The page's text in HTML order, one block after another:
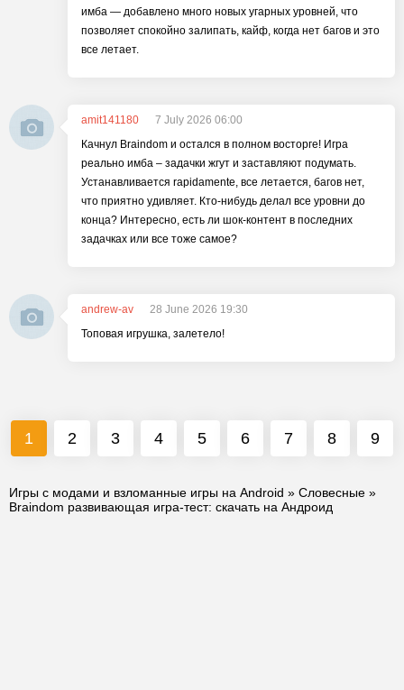
имба — добавлено много новых угарных уровней, что
позволяет спокойно залипать, кайф, когда нет багов и это
все летает.
amit141180
7 July 2026 06:00
Качнул Braindom и остался в полном восторге! Игра
реально имба – задачки жгут и заставляют подумать.
Устанавливается rapidamente, все летается, багов нет,
что приятно удивляет. Кто-нибудь делал все уровни до
конца? Интересно, есть ли шок-контент в последних
задачках или все тоже самое?
andrew-av
28 June 2026 19:30
Топовая игрушка, залетело!
1 2 3 4 5 6 7 8 9
Игры с модами и взломанные игры на Android » Словесные »
Braindom развивающая игра-тест: скачать на Андроид